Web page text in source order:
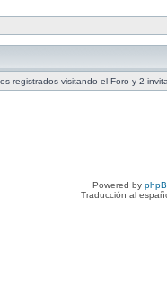
registrados visitando el Foro y 2
Powered by
Traducción al